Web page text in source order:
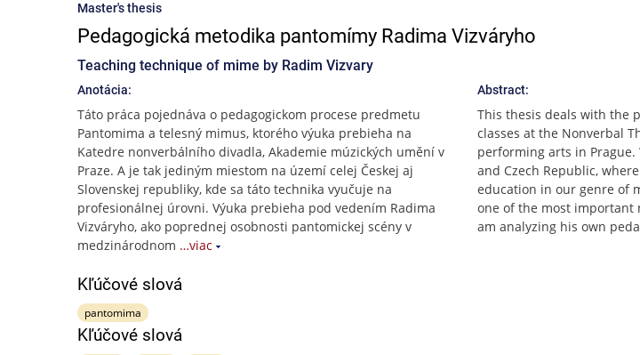
Master's thesis
Pedagogická metodika pantomímy Radima Vizváryho
Teaching technique of mime by Radim Vizvary
Anotácia:
Táto práca pojednáva o pedagogickom procese predmetu
Pantomima a telesný mimus, ktorého výuka prebieha na
Katedre nonverbálního divadla, Akademie múzických umění v
Praze. A je tak jediným miestom na území celej Českej aj
Slovenskej republiky, kde sa táto technika vyučuje na
profesionálnej úrovni. Výuka prebieha pod vedením Radima
Vizváryho, ako poprednej osobnosti pantomickej scény v
medzinárodnom …viac
Abstract:
This thesis deals with the
classes at the Nonverbal
performing arts in Prague.
and Czech Republic,
education in our genre of
one of the most important
am analyzing his own
Kľúčové slová
pantomima
Kľúčové slová